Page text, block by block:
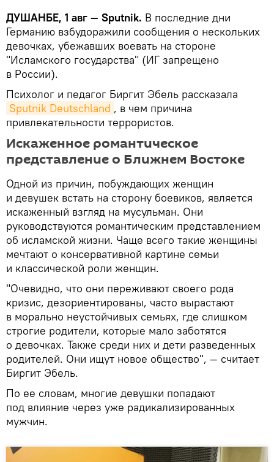
ДУШАНБЕ, 1 авг — Sputnik. В последние дни
Германию взбудоражили сообщения о нескольких
девочках, убежавших воевать на стороне
"Исламского государства" (ИГ запрещено
в России).
Психолог и педагог Биргит Эбель рассказала
Sputnik Deutschland , в чем причина
привлекательности террористов.
Искаженное романтическое
представление о Ближнем Востоке
Одной из причин, побуждающих женщин
и девушек встать на сторону боевиков, является
искаженный взгляд на мусульман. Они
руководствуются романтическим представлением
об исламской жизни. Чаще всего такие женщины
мечтают о консервативной картине семьи
и классической роли женщин.
"Очевидно, что они переживают своего рода
кризис, дезориентированы, часто вырастают
в морально неустойчивых семьях, где слишком
строгие родители, которые мало заботятся
о девочках. Также среди них и дети разведенных
родителей. Они ищут новое общество", — считает
Биргит Эбель.
По ее словам, многие девушки попадают
под влияние через уже радикализированных
мужчин.